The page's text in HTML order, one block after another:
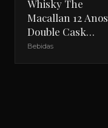
Whisky The
Macallan 12 Anos
Double Cask
700ml com Estojo
Bebidas